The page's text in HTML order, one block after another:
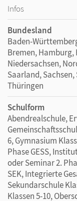
Infos
Bundesland
Baden-
Bremen, Hamburg,
Niedersachsen,
Saarland,
Thüringen
Schulform
Abendrealschule,
6, Gymnasium
Phase GESS,
oder Seminar 2.
SEK, Integrierte
Sekundarschule
Klassen 5-10,